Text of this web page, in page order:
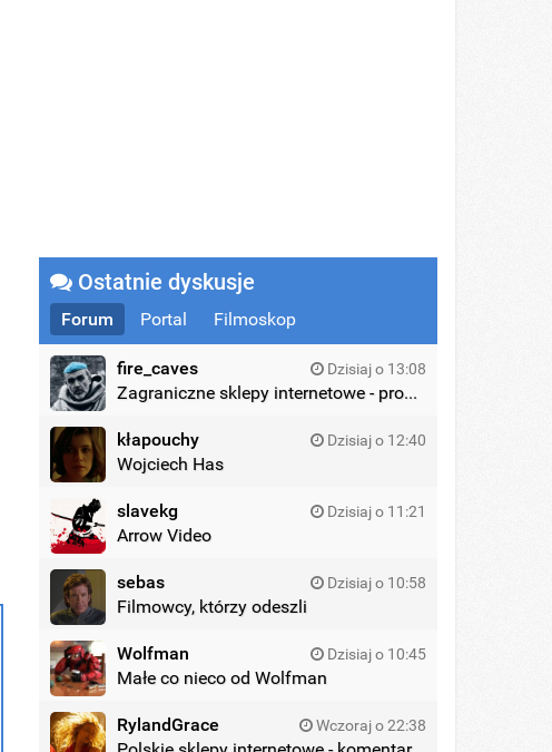
Ostatnie dyskusje
Forum Portal Filmoskop
fire_caves Dzisiaj o 13:08
Zagraniczne sklepy internetowe - promocje
kłapouchy Dzisiaj o 12:40
Wojciech Has
slavekg Dzisiaj o 11:21
Arrow Video
sebas Dzisiaj o 10:58
Filmowcy, którzy odeszli
Wolfman Dzisiaj o 10:45
Małe co nieco od Wolfman
RylandGrace Wczoraj o 22:38